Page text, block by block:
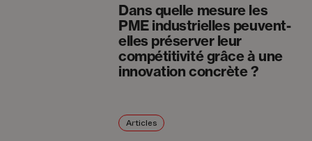
Dans quelle mesure les
PME industrielles peuvent-
elles préserver leur
compétitivité grâce à une
innovation concrète ?
Articles